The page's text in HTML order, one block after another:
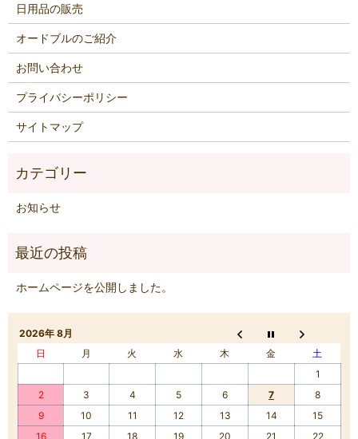
日用品の販売
オードブルのご紹介
お問い合わせ
プライバシーポリシー
サイトマップ
お知らせ
ホームページを公開しました。
2026年 8月
日
月 火 水 木 金
土
1
2
3 4 5 6 7
8
9
10 11 12 13 14
15
16
17 18 19 20 21 22